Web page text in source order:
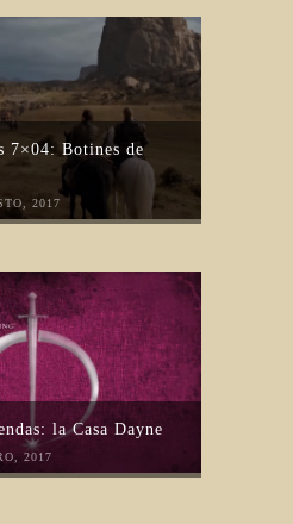
7×04: Botines de
2017
la Casa Dayne
2017